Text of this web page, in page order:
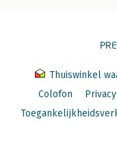
Thuiswinkel
Colofon
Privacy